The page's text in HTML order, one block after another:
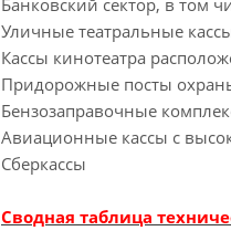
Банковский сектор, в том
Уличные театральные
Кассы кинотеатра
Придорожные посты
Бензозаправочные
Авиационные кассы с
Сберкассы
Сводная таблица